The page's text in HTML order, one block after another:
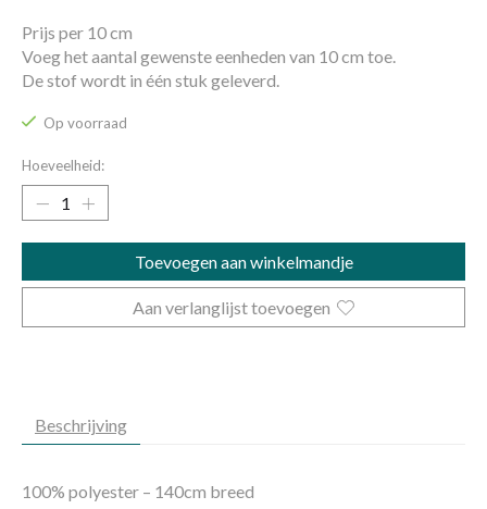
Prijs per 10 cm
Voeg het aantal gewenste eenheden van 10 cm toe.
De stof wordt in één stuk geleverd.
Op voorraad
Hoeveelheid:
Toevoegen aan winkelmandje
Aan verlanglijst toevoegen
Beschrijving
100% polyester – 140cm breed